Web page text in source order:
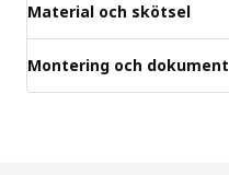
Material och skötsel
Montering och dokument